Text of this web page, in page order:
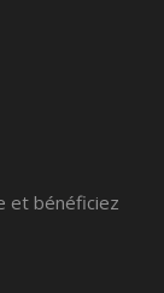
et bénéficiez